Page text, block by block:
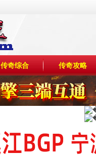
传奇综合 传奇攻略